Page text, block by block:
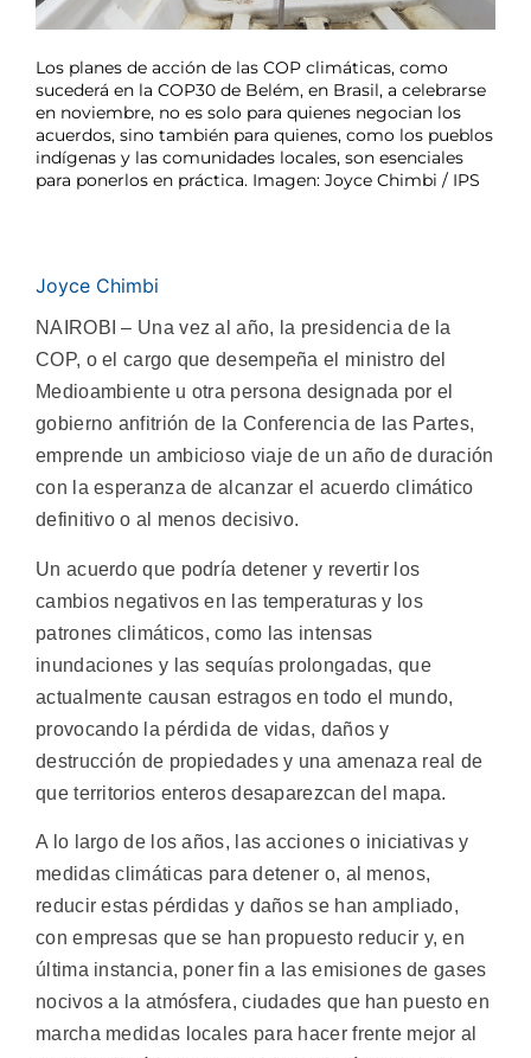
Los planes de acción de las COP climáticas, como
sucederá en la COP30 de Belém, en Brasil, a celebrarse
en noviembre, no es solo para quienes negocian los
acuerdos, sino también para quienes, como los pueblos
indígenas y las comunidades locales, son esenciales
para ponerlos en práctica. Imagen: Joyce Chimbi / IPS
Joyce Chimbi
NAIROBI – Una vez al año, la presidencia de la
COP, o el cargo que desempeña el ministro del
Medioambiente u otra persona designada por el
gobierno anfitrión de la Conferencia de las Partes,
emprende un ambicioso viaje de un año de duración
con la esperanza de alcanzar el acuerdo climático
definitivo o al menos decisivo.
Un acuerdo que podría detener y revertir los
cambios negativos en las temperaturas y los
patrones climáticos, como las intensas
inundaciones y las sequías prolongadas, que
actualmente causan estragos en todo el mundo,
provocando la pérdida de vidas, daños y
destrucción de propiedades y una amenaza real de
que territorios enteros desaparezcan del mapa.
A lo largo de los años, las acciones o iniciativas y
medidas climáticas para detener o, al menos,
reducir estas pérdidas y daños se han ampliado,
con empresas que se han propuesto reducir y, en
última instancia, poner fin a las emisiones de gases
nocivos a la atmósfera, ciudades que han puesto en
marcha medidas locales para hacer frente mejor al